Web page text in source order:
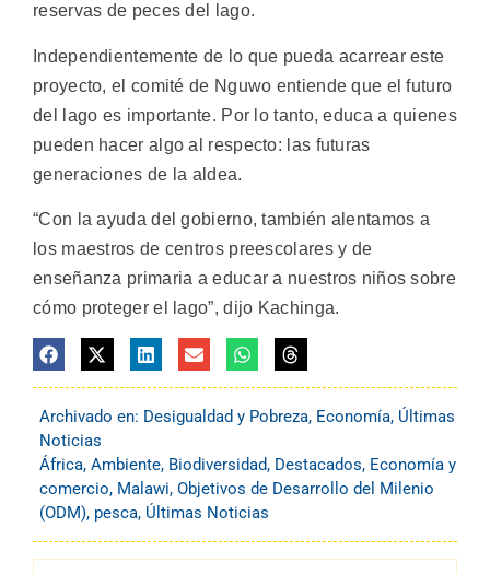
reservas de peces del lago.
Independientemente de lo que pueda acarrear este
proyecto, el comité de Nguwo entiende que el futuro
del lago es importante. Por lo tanto, educa a quienes
pueden hacer algo al respecto: las futuras
generaciones de la aldea.
“Con la ayuda del gobierno, también alentamos a
los maestros de centros preescolares y de
enseñanza primaria a educar a nuestros niños sobre
cómo proteger el lago”, dijo Kachinga.
Archivado en: Desigualdad y Pobreza, Economía, Últimas
Noticias
África, Ambiente, Biodiversidad, Destacados, Economía y
comercio, Malawi, Objetivos de Desarrollo del Milenio
(ODM), pesca, Últimas Noticias